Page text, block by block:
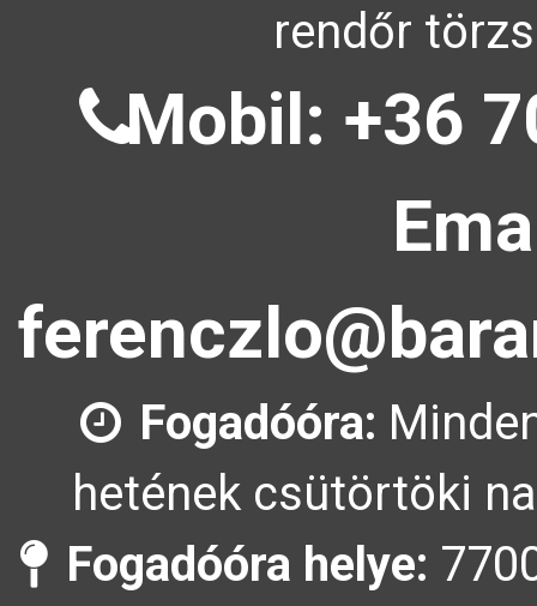
rendőr
Mobil: +36
Fogadóóra:
hetének csütörtöki
Fogadóóra helye: